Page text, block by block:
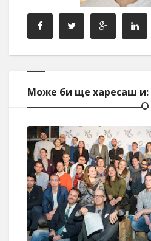
Може би ще харесаш и: